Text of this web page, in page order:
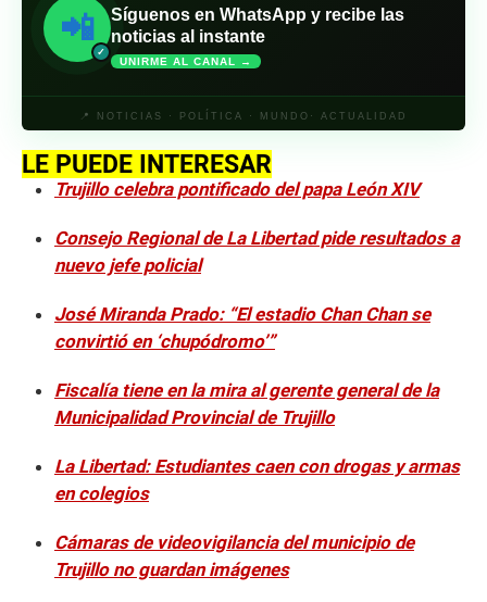
📲
✓
Síguenos en WhatsApp y recibe las
noticias al instante
UNIRME AL CANAL →
📍 NOTICIAS · POLÍTICA · MUNDO· ACTUALIDAD
LE PUEDE INTERESAR
Trujillo celebra pontificado del papa León XIV
Consejo Regional de La Libertad pide resultados a
nuevo jefe policial
José Miranda Prado: “El estadio Chan Chan se
convirtió en ‘chupódromo’”
Fiscalía tiene en la mira al gerente general de la
Municipalidad Provincial de Trujillo
La Libertad: Estudiantes caen con drogas y armas
en colegios
Cámaras de videovigilancia del municipio de
Trujillo no guardan imágenes